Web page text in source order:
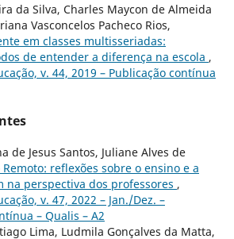
da Silva, Charles Maycon de Almeida
Vasconcelos Pacheco Rios,
em classes multisseriadas:
de entender a diferença na escola ,
v. 44, 2019 – Publicação contínua
de Jesus Santos, Juliane Alves de
Remoto: reflexões sobre o ensino e a
na perspectiva dos professores ,
v. 47, 2022 – Jan./Dez. –
– Qualis – A2
Lima, Ludmila Gonçalves da Matta,